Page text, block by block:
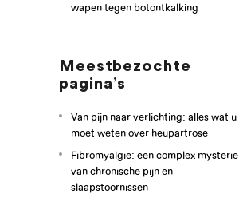
wapen tegen botontkalking
Meestbezochte
pagina’s
Van pijn naar verlichting: alles wat u
moet weten over heupartrose
Fibromyalgie: een complex mysterie
van chronische pijn en
slaapstoornissen